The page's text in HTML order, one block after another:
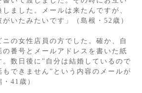
ました。メールは来たんですが、
がいたみたいです」（島根・52歳）
ニの女性店員の方でした。確か、自
番号とメールアドレスを書いた紙
。数日後に”自分は結婚しているので
できません”という内容のメールが
41歳）